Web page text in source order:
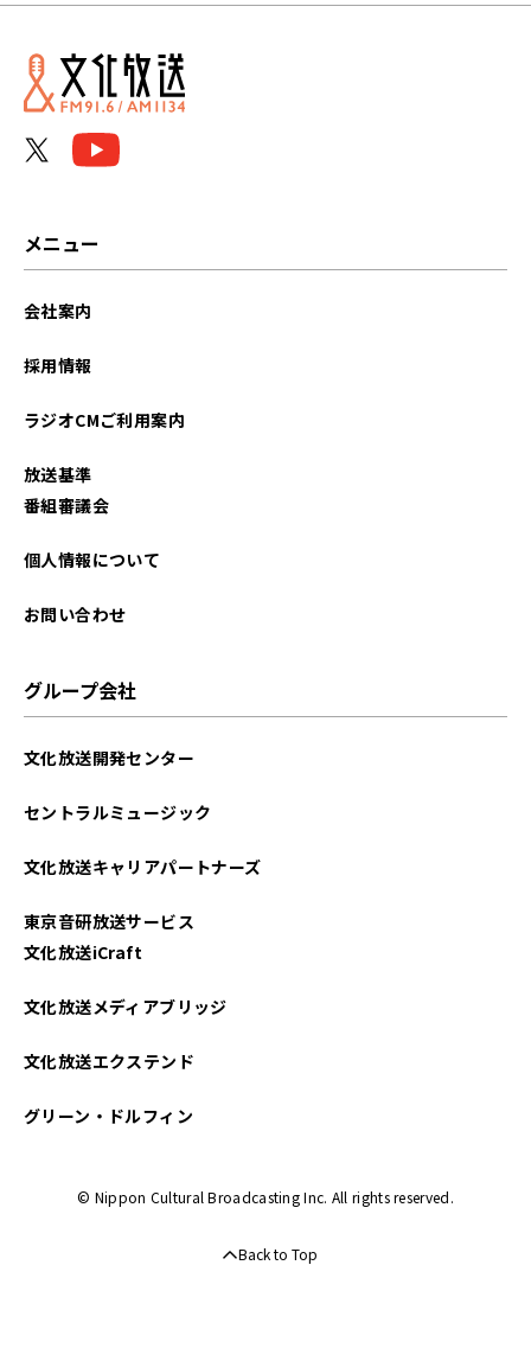
メニュー
会社案内
採用情報
ラジオCMご利用案内
放送基準
番組審議会
個人情報について
お問い合わせ
グループ会社
文化放送開発センター
セントラルミュージック
文化放送キャリアパートナーズ
東京音研放送サービス
文化放送iCraft
文化放送メディアブリッジ
文化放送エクステンド
グリーン・ドルフィン
© Nippon Cultural Broadcasting Inc. All rights reserved.
Back to Top